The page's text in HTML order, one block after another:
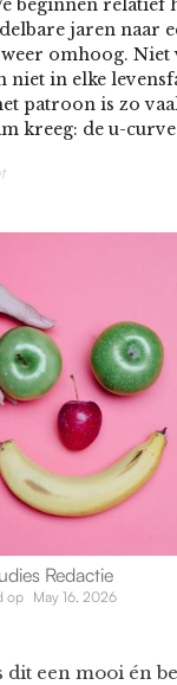
beginnen relatief
jaren naar
omhoog. Niet
niet in elke
patroon is zo
kreeg: de u-
Redactie
op May 16, 2026
dit een mooi én